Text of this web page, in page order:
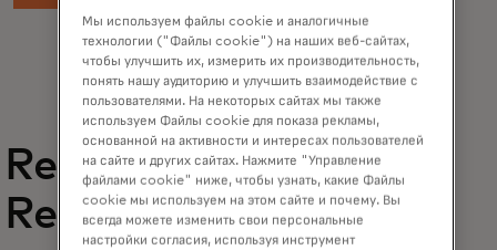
Related
Reports
Мы используем файлы cookie и аналогичные
технологии ("Файлы cookie") на наших веб-сайтах,
чтобы улучшить их, измерить их производительность,
понять нашу аудиторию и улучшить взаимодействие с
пользователями. На некоторых сайтах мы также
используем Файлы cookie для показа рекламы,
основанной на активности и интересах пользователей
на сайте и других сайтах. Нажмите "Управление
файлами cookie" ниже, чтобы узнать, какие Файлы
cookie мы используем на этом сайте и почему. Вы
всегда можете изменить свои персональные
настройки согласия, используя инструмент